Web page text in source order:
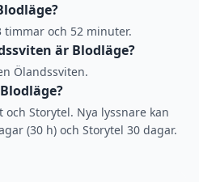
och 52 minuter.
är Blodläge?
Ölandssviten.
och Storytel. Nya lyssnare kan
(30 h) och Storytel 30 dagar.